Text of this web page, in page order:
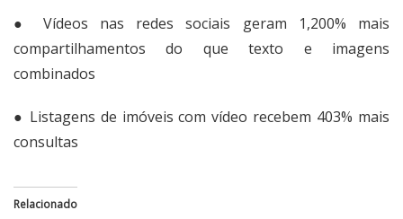
● Vídeos nas redes sociais geram 1,200% mais
compartilhamentos do que texto e imagens
combinados
● Listagens de imóveis com vídeo recebem 403% mais
consultas
Relacionado